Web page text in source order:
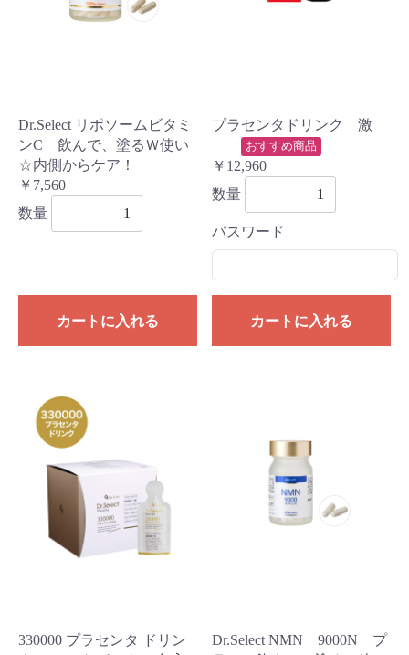
Dr.Select リポソームビタミ
ンC 飲んで、塗るＷ使い
☆内側からケア！
￥7,560
数量
カートに入れる
プラセンタドリンク 激
おすすめ商品
￥12,960
数量
パスワード
カートに入れる
330000 プラセンタ ドリン
Dr.Select NMN 9000N プ